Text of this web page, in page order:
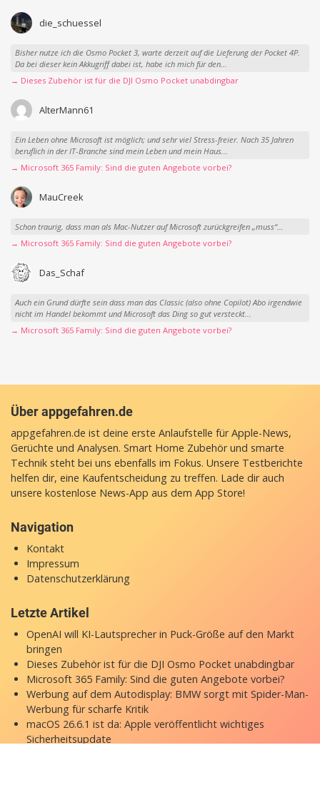
die_schuessel
Bisher nutze ich die Osmo Pocket 3, warte derzeit auf die Lieferung der Pocket 4P.
Da bei dieser kein Akkugriff dabei ist, habe ich mich für den...
→ Dieses Zubehör ist für die DJI Osmo Pocket unabdingbar
AlterMann61
Ein Leben ohne Microsoft ist möglich; und sehr viel Stress-freier. Nach 35 Jahren
beruflich in der IT-Branche sind mein Leben und mein Haus...
→ Microsoft 365 Family: Sind die guten Angebote vorbei?
MauCreek
Schon traurig, dass man als Mac-Nutzer auf Microsoft zurückgreifen „muss“…
→ Microsoft 365 Family: Sind die guten Angebote vorbei?
Das_Schaf
Auch ein Grund dürfte sein dass man das Classic (also ohne Copilot) Abo irgendwie
nicht im Handel bekommt und Microsoft das Ding so gut versteckt...
→ Microsoft 365 Family: Sind die guten Angebote vorbei?
Über appgefahren.de
appgefahren.de ist deine erste Anlaufstelle für Apple-News,
Gerüchte und Analysen. Smart Home Zubehör und smarte
Technik steht bei uns ebenfalls im Fokus. Unsere Testberichte
helfen dir, eine Kaufentscheidung zu treffen. Lade dir auch
unsere kostenlose News-App aus dem App Store!
Navigation
Kontakt
Impressum
Datenschutzerklärung
Letzte Artikel
OpenAI will KI-Lautsprecher in Puck-Größe auf den Markt
bringen
Dieses Zubehör ist für die DJI Osmo Pocket unabdingbar
Microsoft 365 Family: Sind die guten Angebote vorbei?
Werbung auf dem Autodisplay: BMW sorgt mit Spider-Man-
Werbung für scharfe Kritik
macOS 26.6.1 ist da: Apple veröffentlicht wichtiges
Sicherheitsupdate